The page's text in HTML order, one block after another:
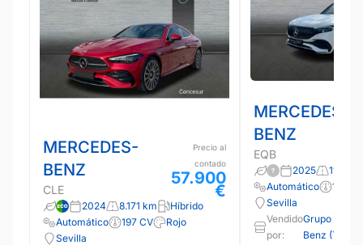
MERCEDES-
BENZ
CLE
Precio al
contado
57.900
€
2024 8.171 km
Híbrido
Automático
197 CV
Rojo
Sevilla
MERCEDES-
BENZ
EQB
2025
11.000
Automático
190
Sevilla
Vendido
por:
Grupo
Benz